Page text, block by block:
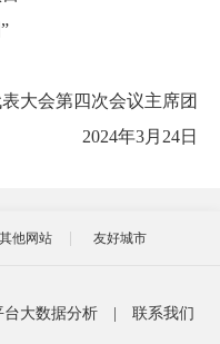
大会第四次会议主席团
2024年3月24日
其他网站 友好城市
台大数据分析 联系我们